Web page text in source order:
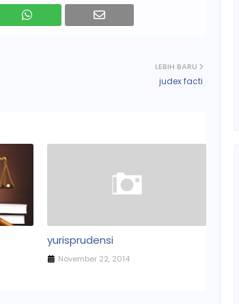
LEBIH BARU
judex facti
yurisprudensi
November 22, 2014